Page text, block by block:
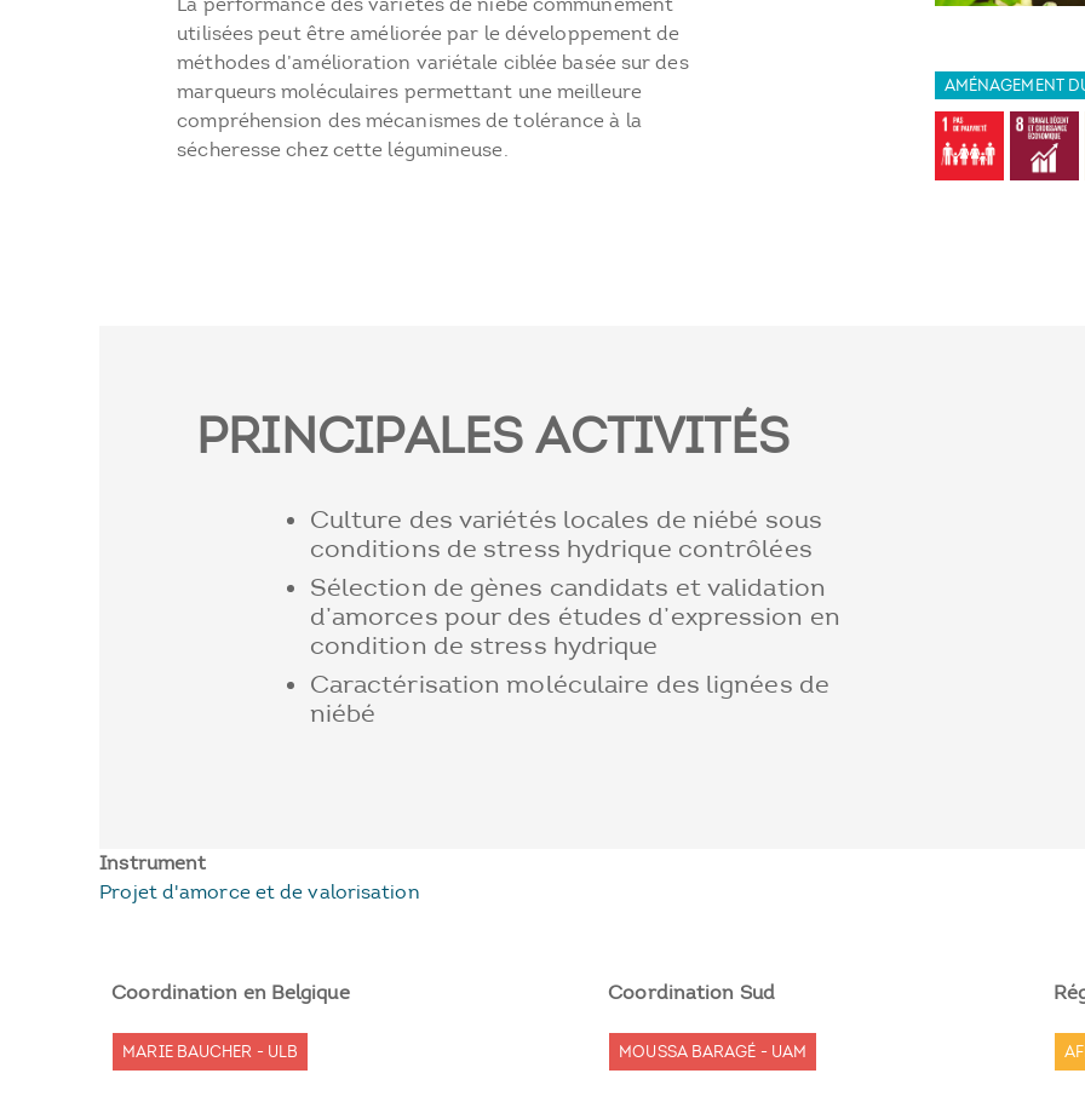
utilisées peut être améliorée par le développement de
méthodes d’amélioration variétale ciblée basée sur des
marqueurs moléculaires permettant une meilleure
compréhension des mécanismes de tolérance à la
sécheresse chez cette légumineuse.
AMÉNAGEMENT
PRINCIPALES ACTIVITÉS
Culture des variétés locales de niébé sous
conditions de stress hydrique contrôlées
Sélection de gènes candidats et validation
d’amorces pour des études d’expression en
condition de stress hydrique
Caractérisation moléculaire des lignées de
niébé
Instrument
Projet d'amorce et de valorisation
Coordination en Belgique Coordination Sud
MARIE BAUCHER - ULB MOUSSA BARAGÉ - UAM